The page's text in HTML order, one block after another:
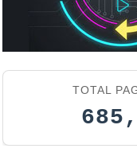
TOTAL